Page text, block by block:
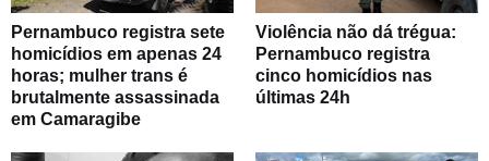
Pernambuco registra sete
homicídios em apenas 24
horas; mulher trans é
brutalmente assassinada
em Camaragibe
Violência não dá trégua:
Pernambuco registra
cinco homicídios nas
últimas 24h